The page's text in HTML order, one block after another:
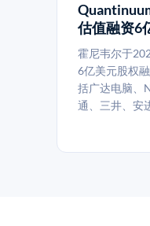
估值融资6
霍尼韦尔于
6亿美元股权
括广达电脑、
通、三井、安